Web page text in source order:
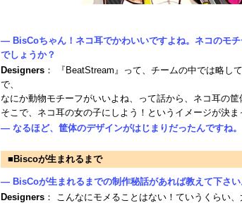
― BisCoちゃん！ネコ耳でかわいいですよね。ネコのモ
でしょうか？
Designers ： 『BeatStream』って、チームの中では略し
で、
なにか動物モチーフがいいよね、って話から、ネコ耳の
そこで、ネコ耳の女の子にしよう！というイメージが決ま
― なるほど、筐体のデザインがはじまりだったんですね。
■Biscoが生まれるまで
― BisCoが生まれるまでの制作秘話があれば教えて下さい
Designers ： こんなにモメることはない！ていうくらい、